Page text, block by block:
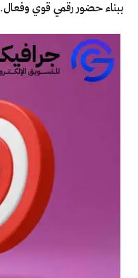
ببناء حضور رقمي قوي وفعال.